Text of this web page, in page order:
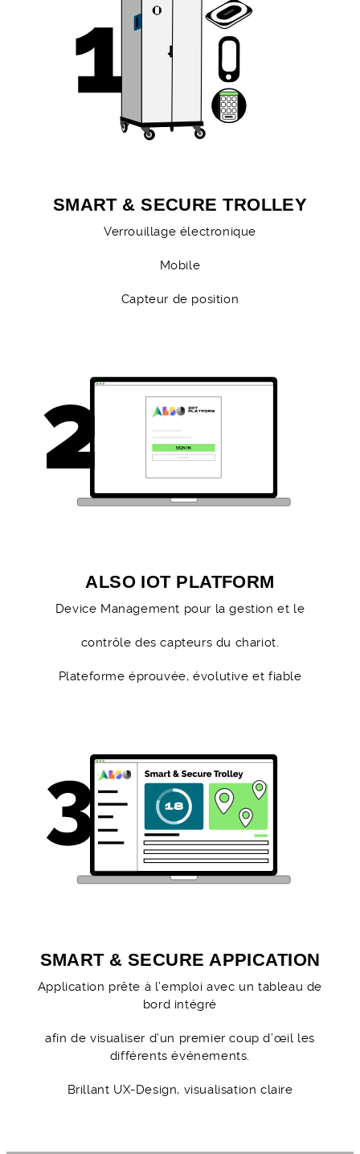
SMART & SECURE TROLLEY
Verrouillage électronique
Mobile
Capteur de position
ALSO IOT PLATFORM
Device Management pour la gestion et le
contrôle des capteurs du chariot.
Plateforme éprouvée, évolutive et fiable
SMART & SECURE APPICATION
Application prête à l’emploi avec un tableau de
bord intégré
afin de visualiser d’un premier coup d’œil les
différents événements.
Brillant UX-Design, visualisation claire